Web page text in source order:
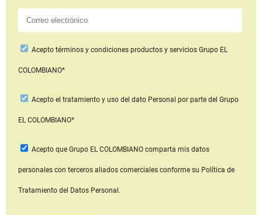
Aceptotérminos y condiciones productos y serviciosGrupo EL
COLOMBIANO*
Acepto el tratamiento y uso del dato Personal por parte del Grupo
EL COLOMBIANO*
Acepto que Grupo EL COLOMBIANOcomparta mis datos
personales con terceros aliados comerciales conforme su Política de
Tratamiento del Datos Personal.